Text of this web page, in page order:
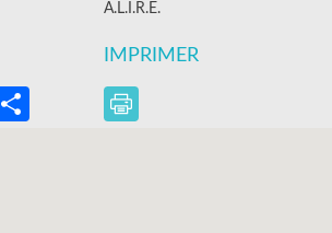
A.L.I.R.E.
EmailPartager
IMPRIMER